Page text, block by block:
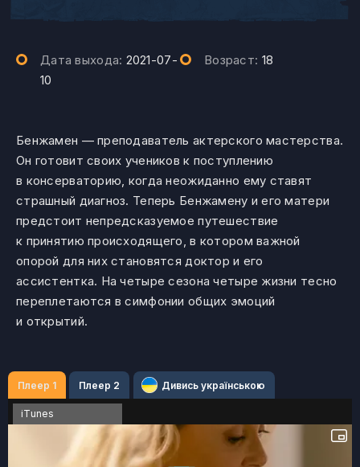
Дата выхода: 2021-07-
10
Возраст: 18
Бенжамен — преподаватель актерского мастерства.
Он готовит своих учеников к поступлению
в консерваторию, когда неожиданно ему ставят
страшный диагноз. Теперь Бенжамену и его матери
предстоит непредсказуемое путешествие
к принятию происходящего, в котором важной
опорой для них становятся доктор и его
ассистентка. На четыре сезона четыре жизни тесно
переплетаются в симфонии общих эмоций
и открытий.
Плеер 1 Плеер 2 Дивись українською
iTunes